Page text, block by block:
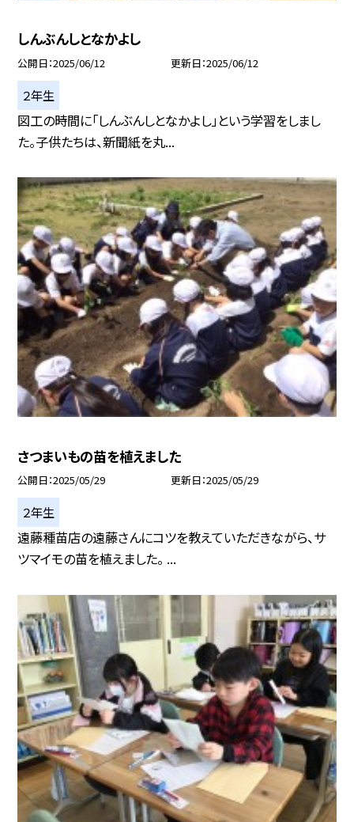
しんぶんしとなかよし
公開日 2025/06/12 更新日 2025/06/12
２年生
図工の時間に「しんぶんしとなかよし」という学習をしまし
た。子供たちは、新聞紙を丸...
さつまいもの苗を植えました
公開日 2025/05/29 更新日 2025/05/29
２年生
遠藤種苗店の遠藤さんにコツを教えていただきながら、サ
ツマイモの苗を植えました。 ...